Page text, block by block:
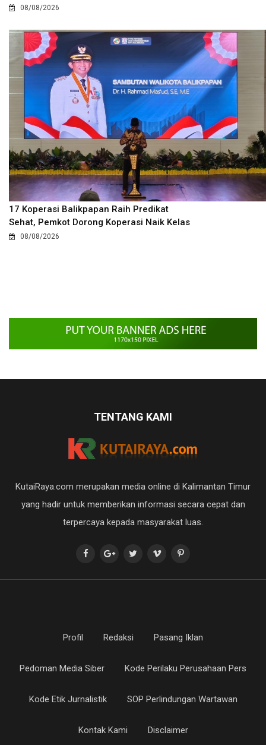
08/08/2026
17 Koperasi Balikpapan Raih Predikat
Sehat, Pemkot Dorong Koperasi Naik Kelas
08/08/2026
TENTANG KAMI
KutaiRaya.com merupakan media online di Kalimantan Timur
yang hadir untuk memberikan informasi secara cepat dan
terpercaya kepada masyarakat luas.
Profil Redaksi Pasang Iklan
Pedoman Media Siber Kode Perilaku Perusahaan Pers
Kode Etik Jurnalistik SOP Perlindungan Wartawan
Kontak Kami Disclaimer